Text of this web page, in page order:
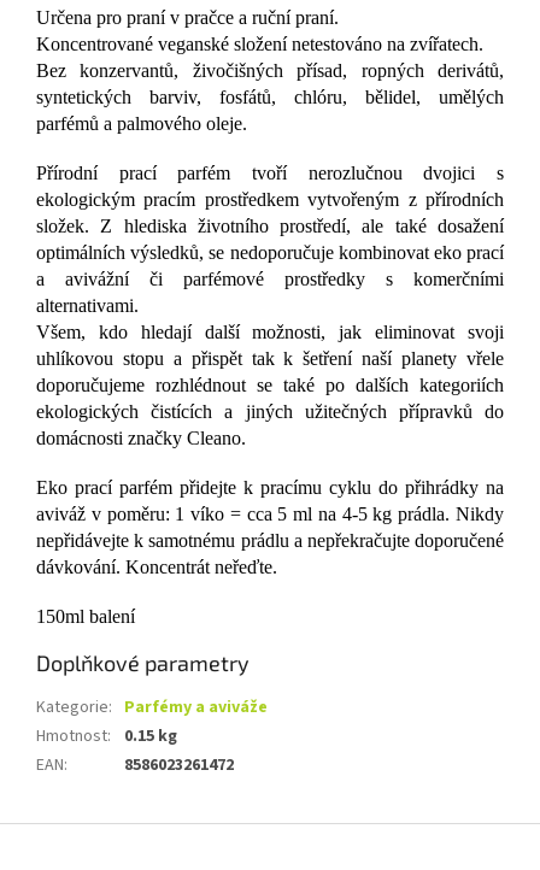
Určena pro praní v pračce a ruční praní.
Koncentrované veganské složení netestováno na zvířatech.
Bez konzervantů, živočišných přísad, ropných derivátů,
syntetických barviv, fosfátů, chlóru, bělidel, umělých
parfémů a palmového oleje.
Přírodní prací parfém tvoří nerozlučnou dvojici s
ekologickým pracím prostředkem vytvořeným z přírodních
složek. Z hlediska životního prostředí, ale také dosažení
optimálních výsledků, se nedoporučuje kombinovat eko prací
a avivážní či parfémové prostředky s komerčními
alternativami.
Všem, kdo hledají další možnosti, jak eliminovat svoji
uhlíkovou stopu a přispět tak k šetření naší planety vřele
doporučujeme rozhlédnout se také po dalších kategoriích
ekologických čistících a jiných užitečných přípravků do
domácnosti značky Cleano.
Eko prací parfém přidejte k pracímu cyklu do přihrádky na
aviváž v poměru: 1 víko = cca 5 ml na 4-5 kg prádla. Nikdy
nepřidávejte k samotnému prádlu a nepřekračujte doporučené
dávkování. Koncentrát neřeďte.
150ml balení
Doplňkové parametry
Kategorie: Parfémy a aviváže
Hmotnost:
0.15 kg
EAN: 8586023261472